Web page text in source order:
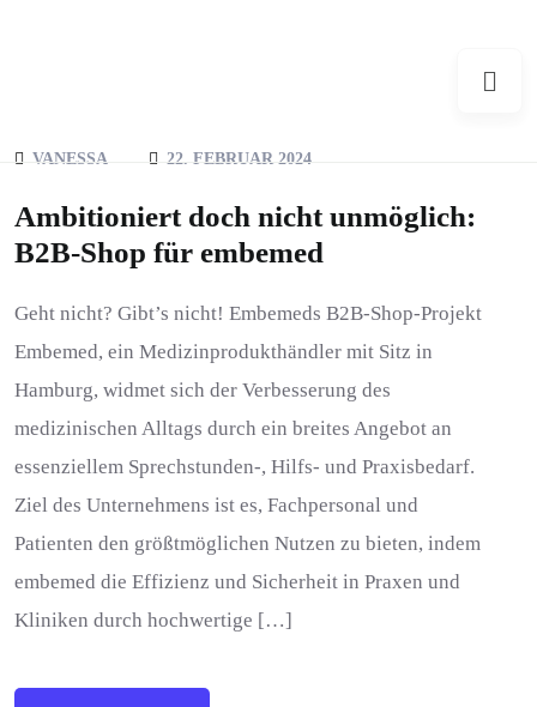
VANESSA 22. FEBRUAR 2024
Ambitioniert doch nicht unmöglich:
B2B-Shop für embemed
Geht nicht? Gibt’s nicht! Embemeds B2B-Shop-Projekt
Embemed, ein Medizinprodukthändler mit Sitz in
Hamburg, widmet sich der Verbesserung des
medizinischen Alltags durch ein breites Angebot an
essenziellem Sprechstunden-, Hilfs- und Praxisbedarf.
Ziel des Unternehmens ist es, Fachpersonal und
Patienten den größtmöglichen Nutzen zu bieten, indem
embemed die Effizienz und Sicherheit in Praxen und
Kliniken durch hochwertige […]